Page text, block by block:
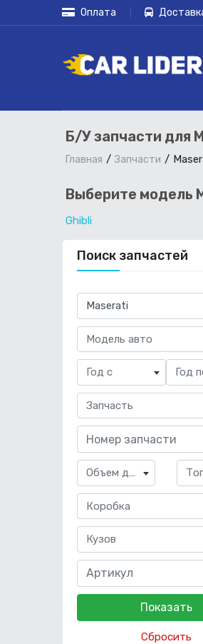
Оплата
Б/У запчасти для
Главная Запчасти
Выберите модель
Ghibli
Поиск запчастей
Maserati
Модель авто
Год с Год
Запчасть
Объем двигателя
Коробка
Кузов
Сбросить